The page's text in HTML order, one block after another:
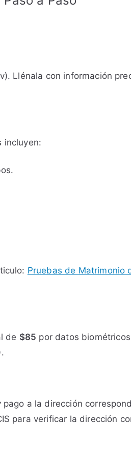
Llénala con información
incluyen:
Pruebas de Matrimonio
de $85 por datos
a la dirección
para verificar la dirección